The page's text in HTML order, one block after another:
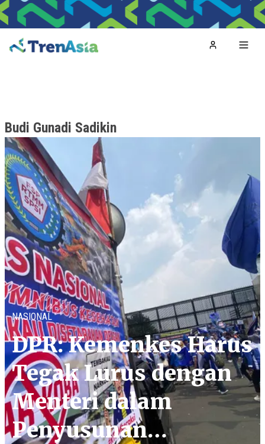
Home
Budi Gunadi Sadikin
NASIONAL
DPR: Kemenkes Harus
Tegak Lurus dengan
Menteri dalam
Penyusunan